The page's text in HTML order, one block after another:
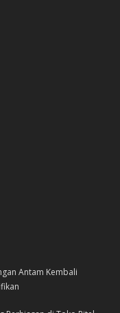
Antam Kembali